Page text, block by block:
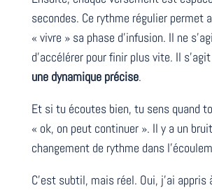
secondes. Ce rythme régulier permet
« vivre » sa phase d’infusion. Il ne
d’accélérer pour finir plus vite. Il
une dynamique précise.
Et si tu écoutes bien, tu sens quand
« ok, on peut continuer ». Il y a un
changement de rythme dans
C’est subtil, mais réel. Oui, j’ai appris